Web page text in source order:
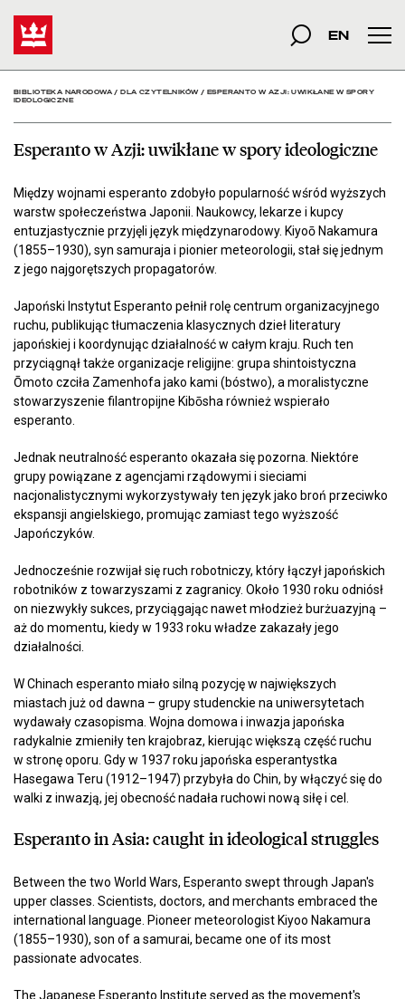
Esperanto w Azji: szukana fraza
Szukaj
EN
BIBLIOTEKA NARODOWA/DLA CZYTELNIKÓW/ ESPERANTO W AZJI: UWIKŁANE W SPORY
IDEOLOGICZNE
Esperanto w Azji: uwikłane w spory ideologiczne
Między wojnami esperanto zdobyło popularność wśród wyższych
warstw społeczeństwa Japonii. Naukowcy, lekarze i kupcy
entuzjastycznie przyjęli język międzynarodowy. Kiyoō Nakamura
(1855–1930), syn samuraja i pionier meteorologii, stał się jednym
z jego najgorętszych propagatorów.
Japoński Instytut Esperanto pełnił rolę centrum organizacyjnego
ruchu, publikując tłumaczenia klasycznych dzieł literatury
japońskiej i koordynując działalność w całym kraju. Ruch ten
przyciągnął także organizacje religijne: grupa shintoistyczna
Ōmoto czciła Zamenhofa jako kami (bóstwo), a moralistyczne
stowarzyszenie filantropijne Kibōsha również wspierało
esperanto.
Jednak neutralność esperanto okazała się pozorna. Niektóre
grupy powiązane z agencjami rządowymi i sieciami
nacjonalistycznymi wykorzystywały ten język jako broń przeciwko
ekspansji angielskiego, promując zamiast tego wyższość
Japończyków.
Jednocześnie rozwijał się ruch robotniczy, który łączył japońskich
robotników z towarzyszami z zagranicy. Około 1930 roku odniósł
on niezwykły sukces, przyciągając nawet młodzież burżuazyjną –
aż do momentu, kiedy w 1933 roku władze zakazały jego
działalności.
W Chinach esperanto miało silną pozycję w największych
miastach już od dawna – grupy studenckie na uniwersytetach
wydawały czasopisma. Wojna domowa i inwazja japońska
radykalnie zmieniły ten krajobraz, kierując większą część ruchu
w stronę oporu. Gdy w 1937 roku japońska esperantystka
Hasegawa Teru (1912–1947) przybyła do Chin, by włączyć się do
walki z inwazją, jej obecność nadała ruchowi nową siłę i cel.
Esperanto in Asia: caught in ideological struggles
Between the two World Wars, Esperanto swept through Japan's
upper classes. Scientists, doctors, and merchants embraced the
international language. Pioneer meteorologist Kiyoo Nakamura
(1855–1930), son of a samurai, became one of its most
passionate advocates.
The Japanese Esperanto Institute served as the movement's